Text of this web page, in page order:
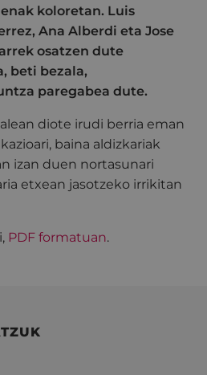
koloretan. Luis
Ana Alberdi eta Jose
osatzen dute
beti bezala,
paregabea dute.
diote irudi berria eman
baina aldizkariak
izan duen nortasunari
etxean jasotzeko irrikitan
PDF formatuan.